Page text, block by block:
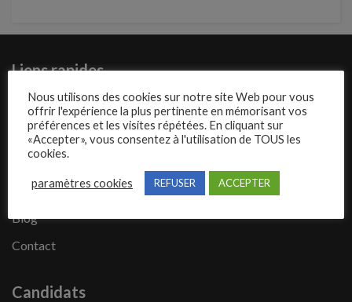
Liens rapides
Présentation de Mecajob
Publier une annonce
Offres d’emploi
Questions fréquentes
Blog
Contact
Candidats
Nous utilisons des cookies sur notre site Web pour vous
offrir l'expérience la plus pertinente en mémorisant vos
préférences et les visites répétées. En cliquant sur
«Accepter», vous consentez à l'utilisation de TOUS les
cookies.
paramètres cookies REFUSER ACCEPTER